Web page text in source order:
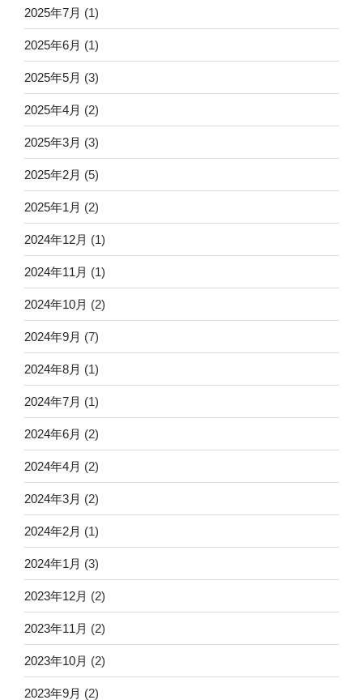
2025年7月 (1)
2025年6月 (1)
2025年5月 (3)
2025年4月 (2)
2025年3月 (3)
2025年2月 (5)
2025年1月 (2)
2024年12月 (1)
2024年11月 (1)
2024年10月 (2)
2024年9月 (7)
2024年8月 (1)
2024年7月 (1)
2024年6月 (2)
2024年4月 (2)
2024年3月 (2)
2024年2月 (1)
2024年1月 (3)
2023年12月 (2)
2023年11月 (2)
2023年10月 (2)
2023年9月 (2)